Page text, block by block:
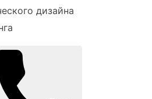
дизайна